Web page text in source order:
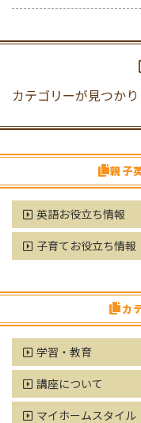
カテゴリーが見つか
親子
英語お役立ち情報
子育てお役立ち情報
カ
学習・教育
講座について
マイホームスタイル